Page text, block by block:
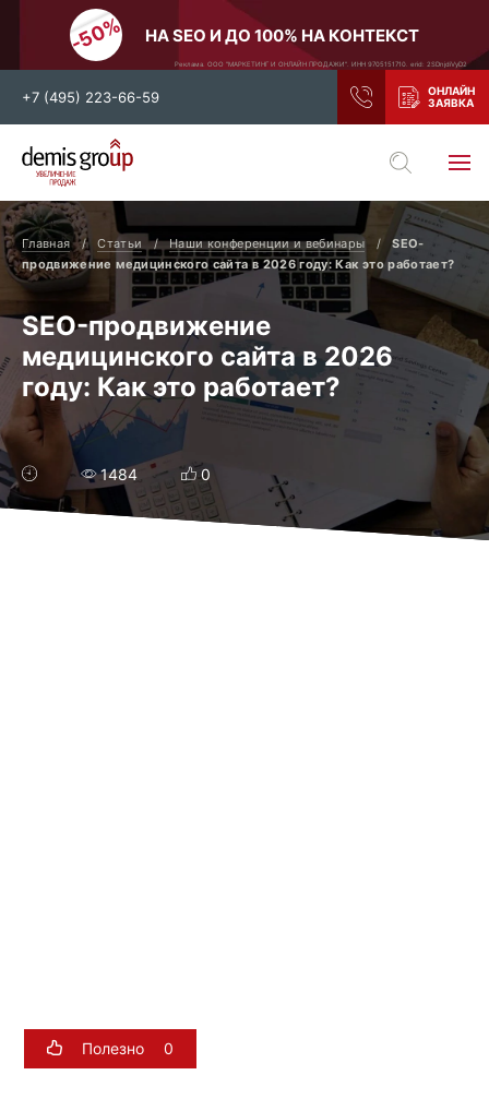
НА SEO И ДО 100% НА КОНТЕКСТ
Реклама. ООО "МАРКЕТИНГ И ОНЛАЙН ПРОДАЖИ". ИНН 9705151710. erid: 2SDnjdiVyD2
+7 (495) 223-66-59
Выберите свой город
Москва
Санкт-Петербург
Нижний Новгород
Тамбов
Тула
Новосибирск
Екатеринбург
Самара
Ростов-на-Дону
Казань
и все регионы РФ
Главная Статьи Наши конференции и вебинары
SEO-
продвижение медицинского сайта в 2026 году: Как это работает?
SEO-продвижение
медицинского сайта в 2026
году: Как это работает?
1484 0
Полезно 0